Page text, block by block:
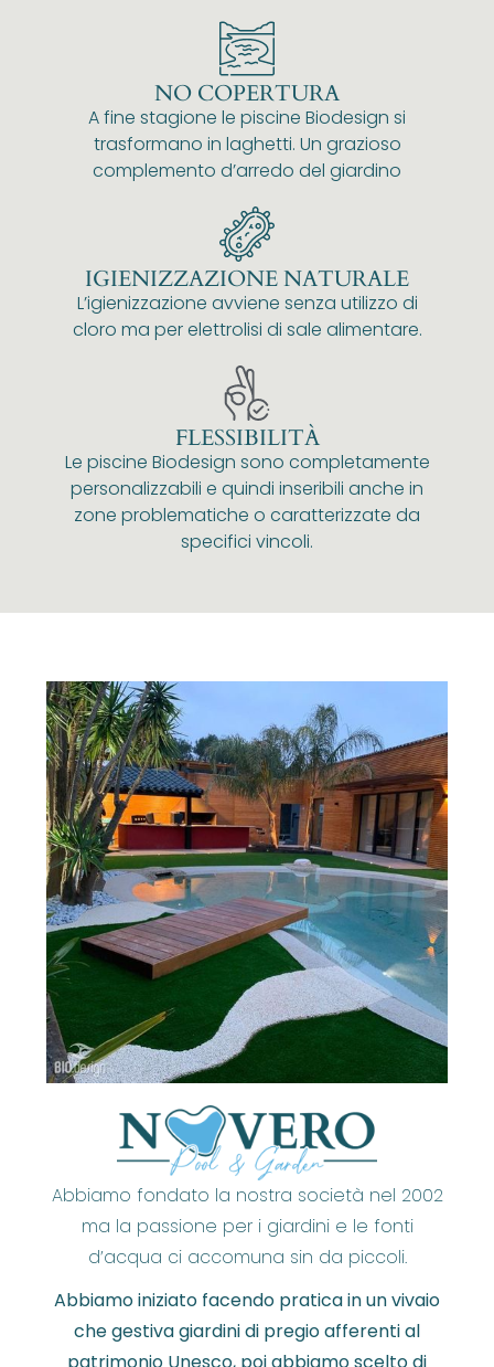
NO COPERTURA
A fine stagione le piscine Biodesign si
trasformano in laghetti. Un grazioso
complemento d’arredo del giardino
IGIENIZZAZIONE NATURALE
L’igienizzazione avviene senza utilizzo di
cloro ma per elettrolisi di sale alimentare.
FLESSIBILITÀ
Le piscine Biodesign sono completamente
personalizzabili e quindi inseribili anche in
zone problematiche o caratterizzate da
specifici vincoli.
Abbiamo fondato la nostra società nel 2002
ma la passione per i giardini e le fonti
d’acqua ci accomuna sin da piccoli.
Abbiamo iniziato facendo pratica in un vivaio
che gestiva giardini di pregio afferenti al
patrimonio Unesco, poi abbiamo scelto di